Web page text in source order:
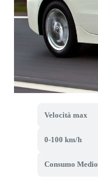
Velocità max
0-100 km/h
Consumo Medio